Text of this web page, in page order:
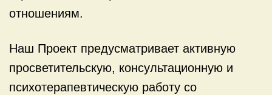
отношениям.
Наш Проект предусматривает активную
просветительскую, консультационную и
психотерапевтическую работу со